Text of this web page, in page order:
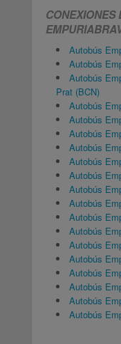
CONEXIONES
Autobús
Autobús
Autobús
Prat (BCN)
Autobús
Autobús
Autobús
Autobús
Autobús
Autobús
Autobús
Autobús
Autobús
Autobús
Autobús
Autobús
Autobús
Autobús
Autobús
Autobús